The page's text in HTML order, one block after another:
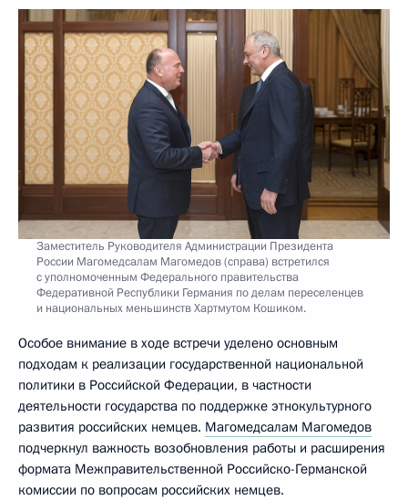
Заместитель Руководителя Администрации Президента
России Магомедсалам Магомедов (справа) встретился
с уполномоченным Федерального правительства
Федеративной Республики Германия по делам переселенцев
и национальных меньшинств Хартмутом Кошиком.
Особое внимание в ходе встречи уделено основным
подходам к реализации государственной национальной
политики в Российской Федерации, в частности
деятельности государства по поддержке этнокультурного
развития российских немцев. Магомедсалам Магомедов
подчеркнул важность возобновления работы и расширения
формата Межправительственной Российско-Германской
комиссии по вопросам российских немцев.